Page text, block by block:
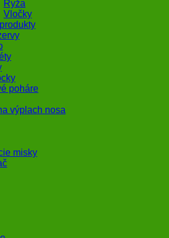
Ryža
Vločky
poháre
výplach nosa
misky